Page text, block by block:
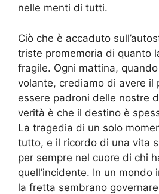
nelle menti di tutti.
Ciò che è accaduto
triste promemoria di quanto
fragile. Ogni mattina,
volante, crediamo di avere il
essere padroni delle nostre
verità è che il destino è
La tragedia di un solo
tutto, e il ricordo di una vita
per sempre nel cuore di chi
quell’incidente. In un mondo
la fretta sembrano